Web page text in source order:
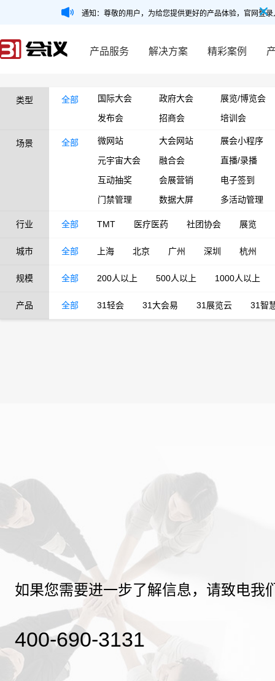
通知：尊敬的用户，为给您提供更好的产品体验，官网登
产品服务 解决方案 精彩案例
类型 全部 国际大会 政府大会
展览/博览会
发布会
招商会 培训会
场景 全部 微网站 大会网站
展会小程序
元宇宙大会
融合会
直播/录播
互动抽奖
会展营销
电子签到
门禁管理
数据大屏 多活动管理
行业 全部 TMT 医疗医药 社团协会 展览
城市 全部 上海 北京 广州 深圳 杭州
规模 全部 200人以上 500人以上 1000人以上
产品 全部 31轻会 31大会易 31展览云 31智
如果您需要进一步了解信息，请致电我
400-690-3131